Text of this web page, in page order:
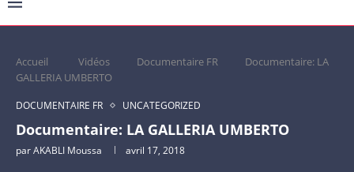
Accueil Vidéos Documentaire FR
Documentaire: LA
GALLERIA UMBERTO
DOCUMENTAIRE FR UNCATEGORIZED
Documentaire: LA GALLERIA UMBERTO
parAKABLI Moussa avril 17, 2018